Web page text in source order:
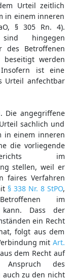
Urteil zeitlich
in einem inneren
§ 305 Rn. 4).
hingegen
des Betroffenen
werden
ist eine
Urteil anfechtbar
Die angegriffene
sachlich und
in einem inneren
die vorliegende
im
stellen, weil er
faires Verfahren
§ 338 Nr. 8 StPO,
im
kann. Dass der
ein Recht
folgt aus dem
mit Art.
dem Recht auf
Anspruch des
auch zu den nicht